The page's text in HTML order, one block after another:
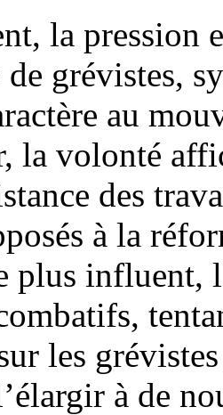
la pression
grévistes,
au
la volonté
des
à la
plus influent,
les
à de